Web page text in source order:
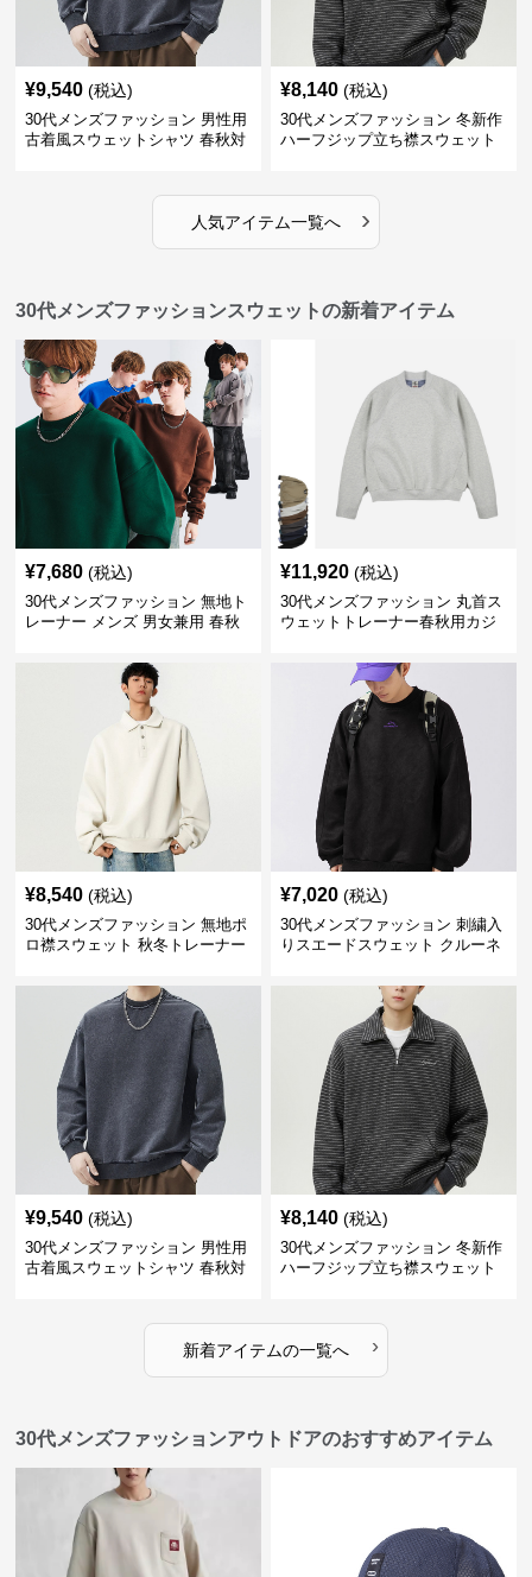
¥9,540 (税込)
30代メンズファッション 男性用
古着風スウェットシャツ 春秋対
¥8,140 (税込)
30代メンズファッション 冬新作
ハーフジップ立ち襟スウェット
人気アイテム一覧へ ›
30代メンズファッションスウェットの新着アイテム
¥7,680 (税込)
30代メンズファッション 無地ト
レーナー メンズ 男女兼用 春秋
¥11,920 (税込)
30代メンズファッション 丸首ス
ウェットトレーナー春秋用カジ
¥8,540 (税込)
30代メンズファッション 無地ポ
ロ襟スウェット 秋冬トレーナー
¥7,020 (税込)
30代メンズファッション 刺繍入
りスエードスウェット クルーネ
¥9,540 (税込)
30代メンズファッション 男性用
古着風スウェットシャツ 春秋対
¥8,140 (税込)
30代メンズファッション 冬新作
ハーフジップ立ち襟スウェット
新着アイテムの一覧へ ›
30代メンズファッションアウトドアのおすすめアイテム